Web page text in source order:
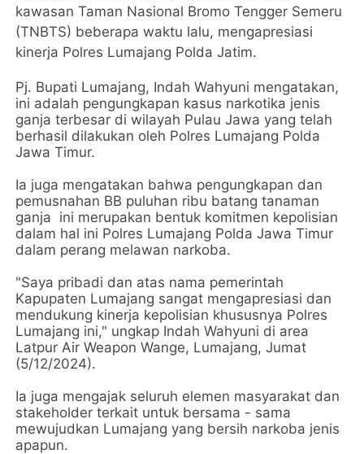
kawasan Taman Nasional Bromo Tengger Semeru
(TNBTS) beberapa waktu lalu, mengapresiasi
kinerja Polres Lumajang Polda Jatim.
Pj. Bupati Lumajang, Indah Wahyuni mengatakan,
ini adalah pengungkapan kasus narkotika jenis
ganja terbesar di wilayah Pulau Jawa yang telah
berhasil dilakukan oleh Polres Lumajang Polda
Jawa Timur.
Ia juga mengatakan bahwa pengungkapan dan
pemusnahan BB puluhan ribu batang tanaman
ganja ini merupakan bentuk komitmen kepolisian
dalam hal ini Polres Lumajang Polda Jawa Timur
dalam perang melawan narkoba.
"Saya pribadi dan atas nama pemerintah
Kapupaten Lumajang sangat mengapresiasi dan
mendukung kinerja kepolisian khususnya Polres
Lumajang ini," ungkap Indah Wahyuni di area
Latpur Air Weapon Wange, Lumajang, Jumat
(5/12/2024).
Ia juga mengajak seluruh elemen masyarakat dan
stakeholder terkait untuk bersama - sama
mewujudkan Lumajang yang bersih narkoba jenis
apapun.